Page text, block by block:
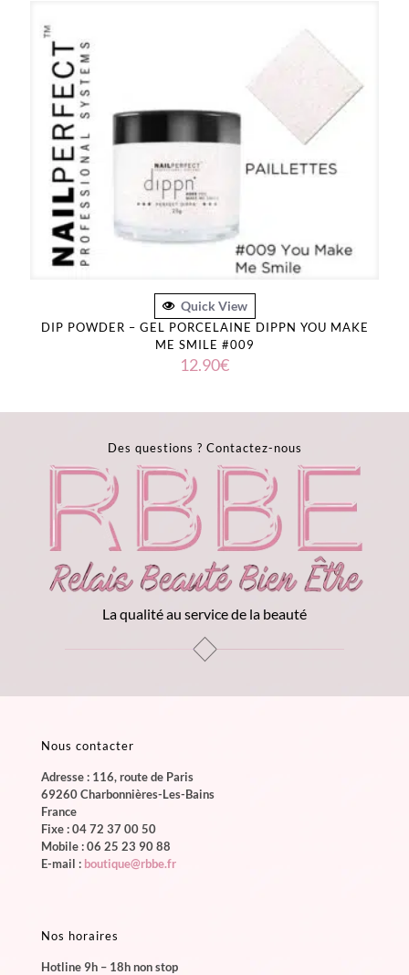
Quick View
DIP POWDER – GEL PORCELAINE DIPPN YOU MAKE
ME SMILE #009
12.90€
Des questions ? Contactez-nous
La qualité au service de la beauté
Nous contacter
Adresse : 116, route de Paris
69260 Charbonnières-Les-Bains
France
Fixe :04 72 37 00 50
Mobile :06 25 23 90 88
E-mail : boutique@rbbe.fr
Nos horaires
Hotline 9h – 18h non stop